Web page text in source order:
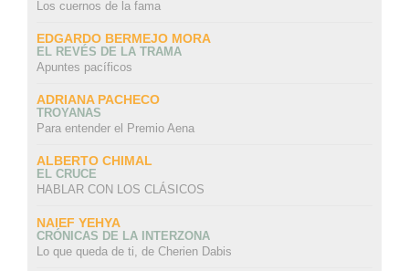
Los cuernos de la fama
EDGARDO BERMEJO MORA
EL REVÉS DE LA TRAMA
Apuntes pacíficos
ADRIANA PACHECO
TROYANAS
Para entender el Premio Aena
ALBERTO CHIMAL
EL CRUCE
HABLAR CON LOS CLÁSICOS
NAIEF YEHYA
CRÓNICAS DE LA INTERZONA
Lo que queda de ti, de Cherien Dabis